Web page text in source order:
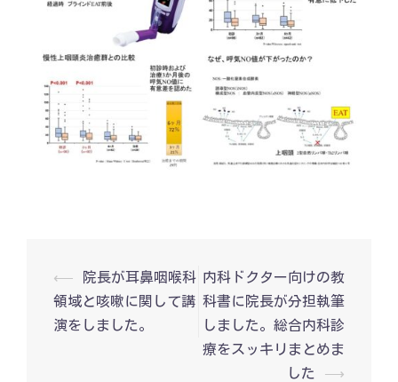
投
ナ
ビ
⟵
院長が耳鼻咽喉科
領域と咳嗽に関して講
演をしました。
内科ドクター向けの教
科書に院長が分担執筆
しました。総合内科診
療をスッキリまとめま
した
⟶